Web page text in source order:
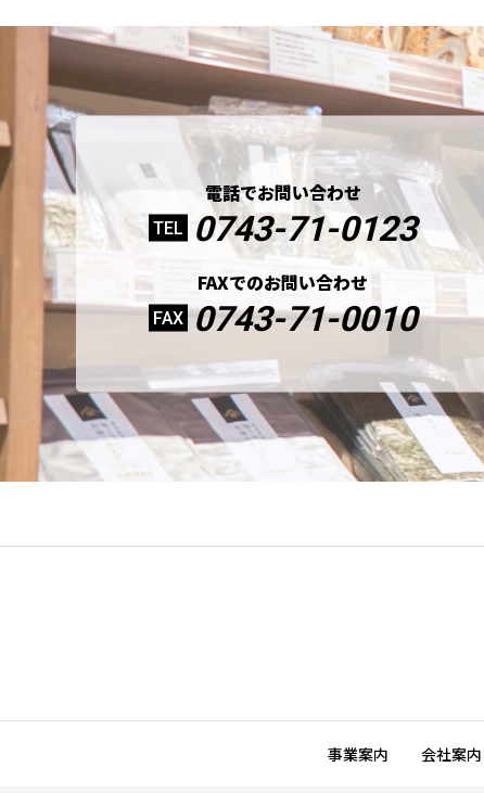
電話でお問い合わせ
TEL 0743-71-0123
FAXでのお問い合わせ
FAX 0743-71-0010
事業案内 会社案内